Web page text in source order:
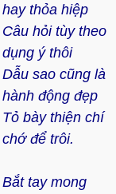
hay thỏa hiệp
Câu hỏi tùy theo
dụng ý thôi
Dẫu sao cũng là
hành động đẹp
Tỏ bày thiện chí
chớ để trôi.
Bắt tay mong